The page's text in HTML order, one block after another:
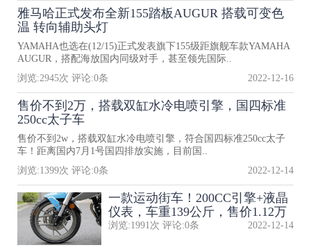
雅马哈正式发布全新155踏板AUGUR 搭载可变色
温 转向辅助头灯
YAMAHA也选在(12/15)正式发表旗下155级距旗舰车款YAMAHA
AUGUR，搭配海放国内同级对手，甚至领先国际..
浏览:2945次 评论:0条 2022-12-16
售价不到2万，搭载双缸水冷电喷引擎，国四标准
250cc太子车
售价不到2w，搭载双缸水冷电喷引擎，符合国四标准250cc太子
车！距离国内7月1号国四排放实施，目前国..
浏览:1399次 评论:0条 2022-12-14
一款运动街车！200CC引擎+液晶
仪表，车重139公斤，售价1.12万
浏览:1991 次 评论:0条 2022-12-14